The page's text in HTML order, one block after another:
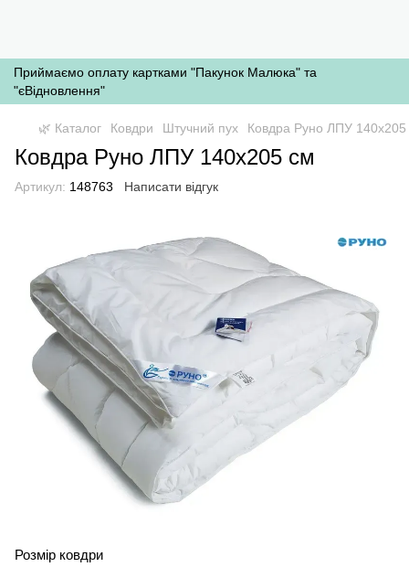
Приймаємо оплату картками "Пакунок Малюка" та
"єВідновлення"
🌿 Каталог Ковдри Штучний пух Ковдра Руно ЛПУ
Ковдра Руно ЛПУ 140x205 см
Артикул: 148763 Написати відгук
Розмір ковдри